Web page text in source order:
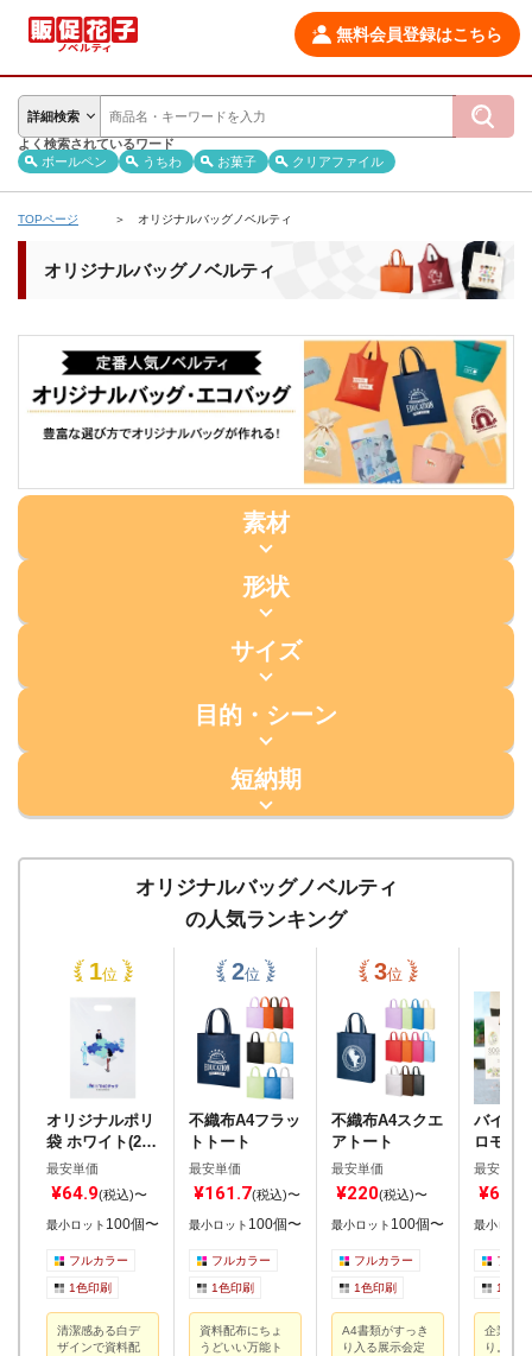
無料会員登録はこちら
詳細検索
よく検索されているワード
ボールペン
うちわ お菓子 クリアファイル
TOPページ オリジナルバッグノベルティ
オリジナルバッグノベルティ
素材
形状
サイズ
目的・シーン
短納期
オリジナルバッグノベルティ
の人気ランキング
位
オリジナルポリ
袋 ホワイト(260
×400mm)
最安単価
¥64.9(税込)〜
最小ロット 100個〜
フルカラー
1色印刷
清潔感ある白デ
ザインで資料配
位
不織布A4フラッ
トトート
最安単価
¥161.7(税込)〜
最小ロット 100個〜
フルカラー
1色印刷
資料配布にちょ
うどいい万能ト
位
不織布A4スクエ
アトート
最安単価
¥220(税込)〜
最小ロット 100個〜
フルカラー
1色印刷
A4書類がすっき
り入る展示会定
バイオ
ロモー
コバッ
最安単価
¥64.9
最小ロット
フル
1色印
企業PR
り。名